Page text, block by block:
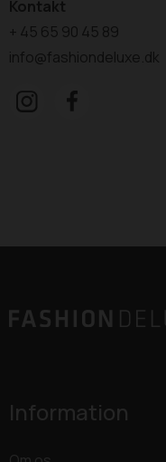
Kontakt
+ 45 65 90 45 89
info@fashiondeluxe.dk
Information